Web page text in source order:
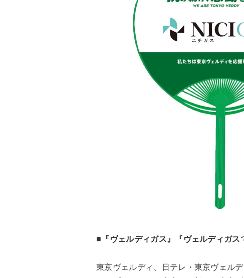
■『ヴェルディガス』『ヴェルディガス
東京ヴェルディ、日テレ・東京ヴェル